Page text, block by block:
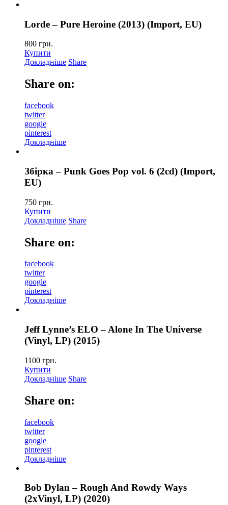
Lorde – Pure Heroine (2013) (Import, EU)
800 грн.
Купити
Докладніше Share
Share on:
facebook
twitter
google
pinterest
Докладніше
Збірка – Punk Goes Pop vol. 6 (2cd) (Import,
EU)
750 грн.
Купити
Докладніше Share
Share on:
facebook
twitter
google
pinterest
Докладніше
Jeff Lynne’s ELO – Alone In The Universe
(Vinyl, LP) (2015)
1100 грн.
Купити
Докладніше Share
Share on:
facebook
twitter
google
pinterest
Докладніше
Bob Dylan – Rough And Rowdy Ways
(2xVinyl, LP) (2020)